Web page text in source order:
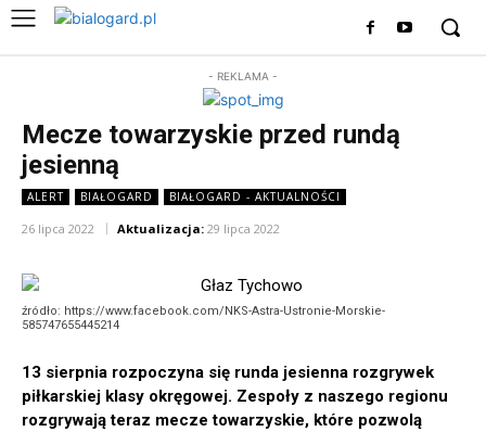
- REKLAMA -
Mecze towarzyskie przed rundą
jesienną
ALERT BIAŁOGARD BIAŁOGARD - AKTUALNOŚCI
26 lipca 2022 Aktualizacja: 29 lipca 2022
źródło: https://www.facebook.com/NKS-Astra-Ustronie-Morskie-
585747655445214
13 sierpnia rozpoczyna się runda jesienna rozgrywek
piłkarskiej klasy okręgowej. Zespoły z naszego regionu
rozgrywają teraz mecze towarzyskie, które pozwolą